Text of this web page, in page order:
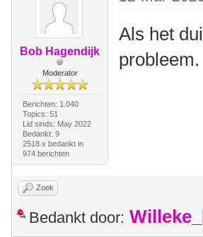
Bob Hagendijk
Moderator
Berichten: 1.040
Topics: 51
Lid sinds: May 2022
Bedankt: 9
2518 x bedankt in
974 berichten
Als het
Zoek
Bedankt door: